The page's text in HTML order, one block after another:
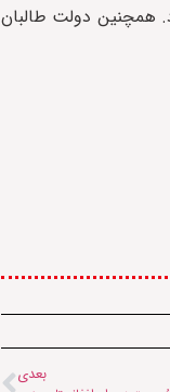
همچنین دولت طالبان
بعدی